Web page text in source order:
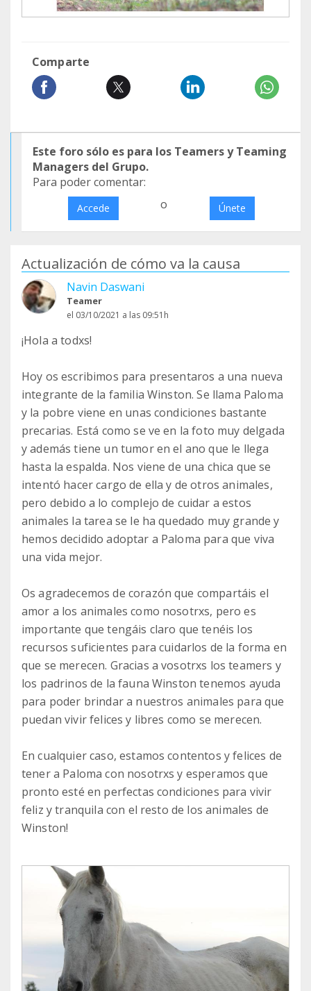
Comparte
Este foro sólo es para los Teamers y Teaming
Managers del Grupo.
Para poder comentar:
Accede o Únete
Actualización de cómo va la causa
Navin Daswani
Teamer
el 03/10/2021 a las 09:51h
¡Hola a todxs!
Hoy os escribimos para presentaros a una nueva
integrante de la familia Winston. Se llama Paloma
y la pobre viene en unas condiciones bastante
precarias. Está como se ve en la foto muy delgada
y además tiene un tumor en el ano que le llega
hasta la espalda. Nos viene de una chica que se
intentó hacer cargo de ella y de otros animales,
pero debido a lo complejo de cuidar a estos
animales la tarea se le ha quedado muy grande y
hemos decidido adoptar a Paloma para que viva
una vida mejor.
Os agradecemos de corazón que compartáis el
amor a los animales como nosotrxs, pero es
importante que tengáis claro que tenéis los
recursos suficientes para cuidarlos de la forma en
que se merecen. Gracias a vosotrxs los teamers y
los padrinos de la fauna Winston tenemos ayuda
para poder brindar a nuestros animales para que
puedan vivir felices y libres como se merecen.
En cualquier caso, estamos contentos y felices de
tener a Paloma con nosotrxs y esperamos que
pronto esté en perfectas condiciones para vivir
feliz y tranquila con el resto de los animales de
Winston!